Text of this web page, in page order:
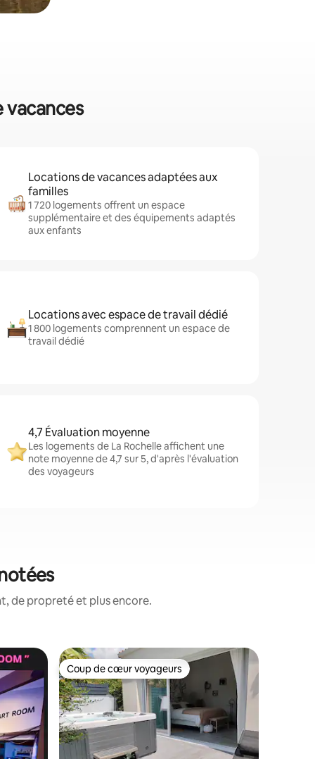
vacances
Locations de vacances adaptées aux
familles
1 720 logements offrent un espace
supplémentaire et des équipements adaptés
aux enfants
Locations avec espace de travail dédié
1 800 logements comprennent un espace de
travail dédié
4,7 Évaluation moyenne
Les logements de La Rochelle affichent une
note moyenne de 4,7 sur 5, d'après l'évaluation
des voyageurs
de propreté et plus encore.
Coup de cœur voyageurs
Coup de cœur voyageurs